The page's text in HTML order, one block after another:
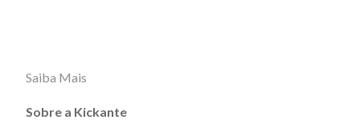
Saiba Mais
Sobre a Kickante